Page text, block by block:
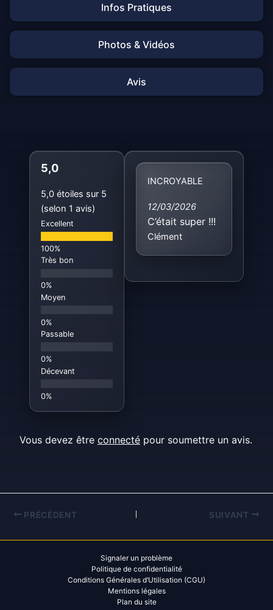
Infos Pratiques
Photos & Vidéos
Avis
5,0
5,0 étoiles sur 5
(selon 1 avis)
Excellent
Très bon
Moyen
Passable
Décevant
INCROYABLE
12/03/2026
C’était super !!!
Clément
Vous devez être connecté pour soumettre un avis.
PRÉCÉDENT SUIVANT
Signaler un problème
Politique de confidentialité
Conditions Générales d’Utilisation (CGU)
Mentions légales
Plan du site